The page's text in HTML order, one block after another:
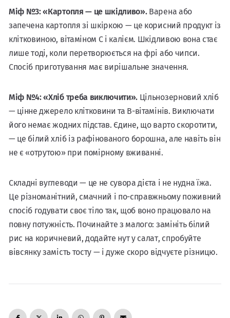
Міф №3: «Картопля — це шкідливо».Варена або
запечена картопля зі шкіркою — це корисний продукт із
клітковиною, вітаміном C і калієм. Шкідливою вона стає
лише тоді, коли перетворюється на фрі або чипси.
Спосіб приготування має вирішальне значення.
Міф №4: «Хліб треба виключити». Цільнозерновий хліб
— цінне джерело клітковини та B-вітамінів. Виключати
його немає жодних підстав. Єдине, що варто скоротити,
— це білий хліб із рафінованого борошна, але навіть він
не є «отрутою» при помірному вживанні.
Складні вуглеводи — це не сувора дієта і не нудна їжа.
Це різноманітний, смачний і по-справжньому поживний
спосіб годувати своє тіло так, щоб воно працювало на
повну потужність. Починайте з малого: замініть білий
рис на коричневий, додайте нут у салат, спробуйте
вівсянку замість тосту — і дуже скоро відчуєте різницю.